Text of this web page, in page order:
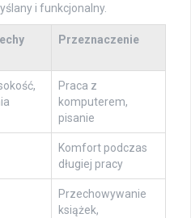
i funkcjonalny.
Przeznaczenie
Praca z
komputerem,
pisanie
Komfort podczas
długiej pracy
Przechowywanie
książek,